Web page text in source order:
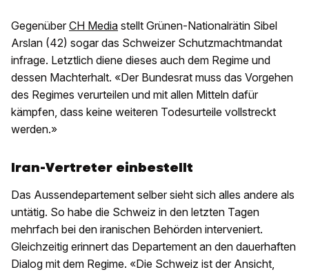
Gegenüber CH Media stellt Grünen-Nationalrätin Sibel
Arslan (42) sogar das Schweizer Schutzmachtmandat
infrage. Letztlich diene dieses auch dem Regime und
dessen Machterhalt. «Der Bundesrat muss das Vorgehen
des Regimes verurteilen und mit allen Mitteln dafür
kämpfen, dass keine weiteren Todesurteile vollstreckt
werden.»
Iran-Vertreter einbestellt
Das Aussendepartement selber sieht sich alles andere als
untätig. So habe die Schweiz in den letzten Tagen
mehrfach bei den iranischen Behörden interveniert.
Gleichzeitig erinnert das Departement an den dauerhaften
Dialog mit dem Regime. «Die Schweiz ist der Ansicht,